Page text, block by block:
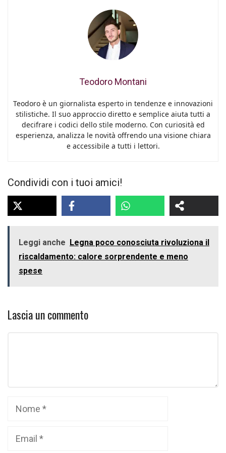
Teodoro Montani
Teodoro è un giornalista esperto in tendenze e innovazioni
stilistiche. Il suo approccio diretto e semplice aiuta tutti a
decifrare i codici dello stile moderno. Con curiosità ed
esperienza, analizza le novità offrendo una visione chiara
e accessibile a tutti i lettori.
Condividi con i tuoi amici!
Leggi anche Legna poco conosciuta rivoluziona il
riscaldamento: calore sorprendente e meno
spese
Lascia un commento